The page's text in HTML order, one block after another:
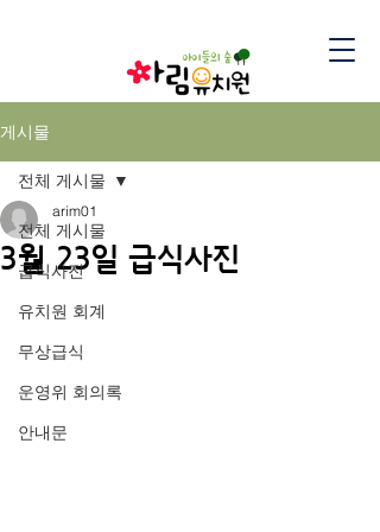
게시물
전체 게시물
급식사진
유치원 회계
무상급식
운영위 회의록
안내문
전체 게시물
3월 23일 급식사진
arim01